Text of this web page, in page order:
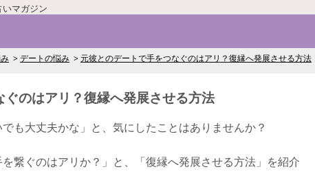
マガジン
デートの悩み 元彼とのデートで手をつなぐのはアリ？復縁へ発展させる方法
のはアリ？復縁へ発展させる方法
も大丈夫かな」と、気にしたことはありませんか？
繋ぐのはアリか？」と、「復縁へ発展させる方法」を紹介